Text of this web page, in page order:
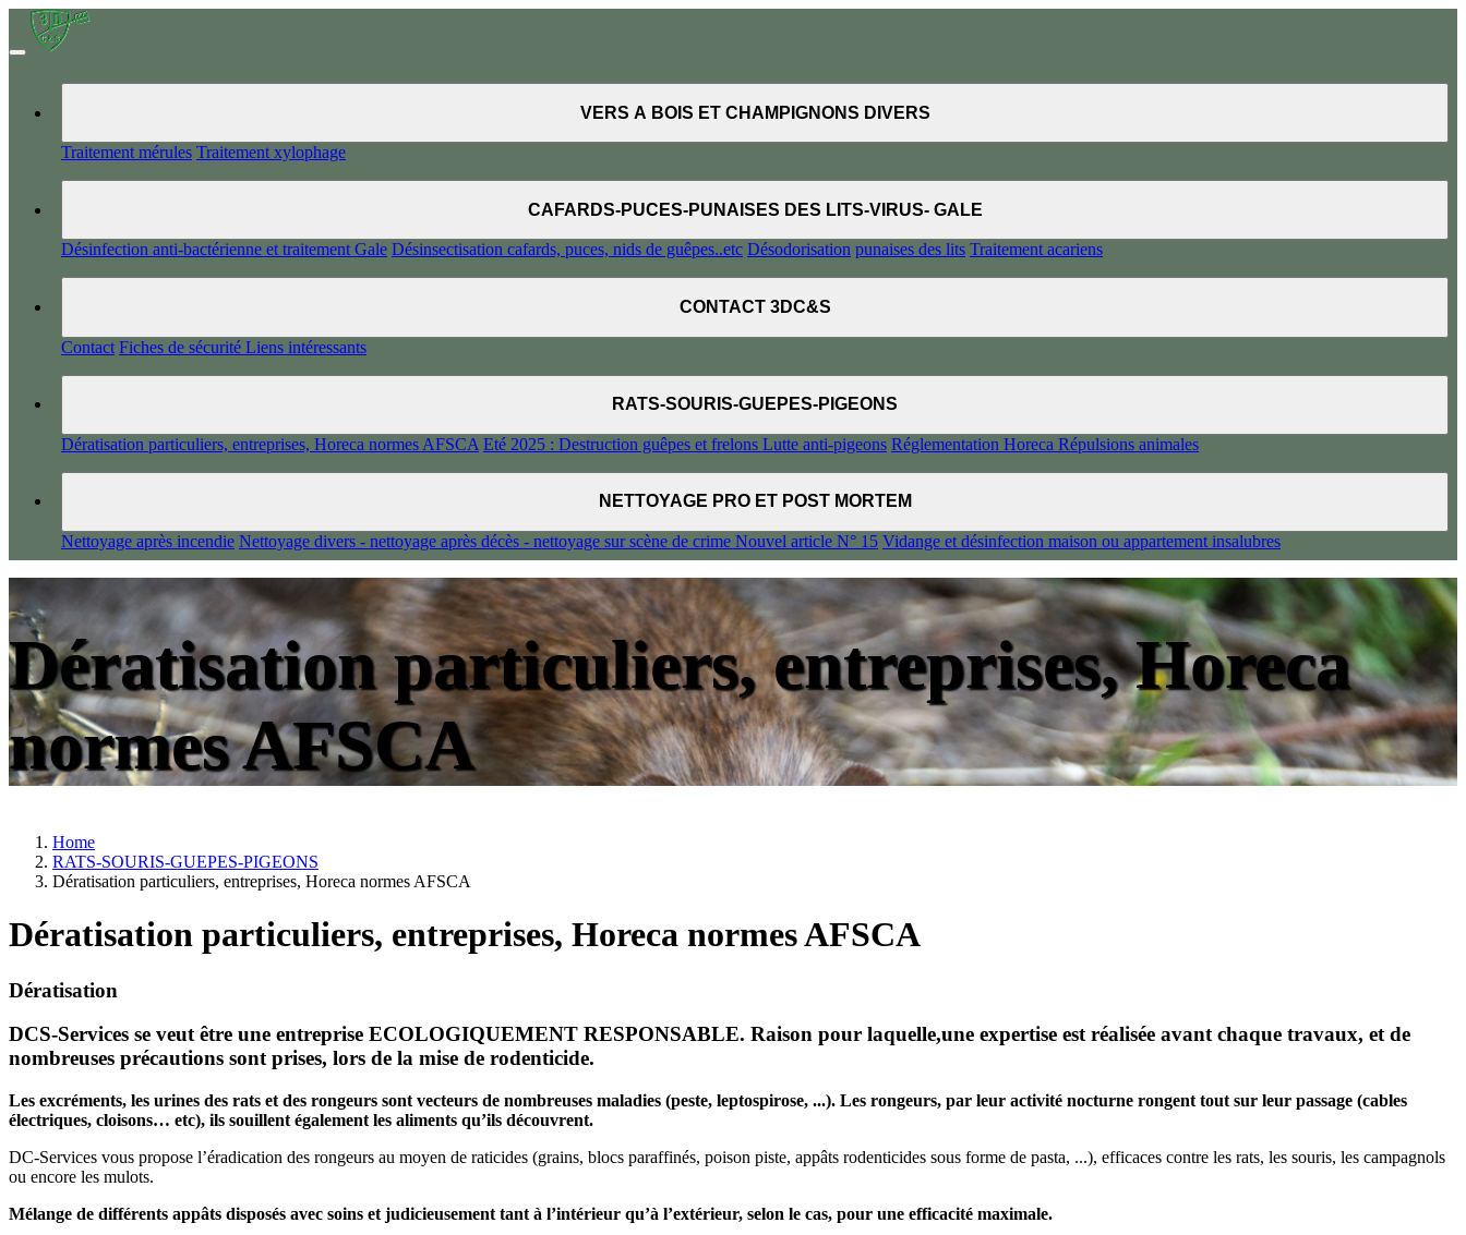
VERS A BOIS ET CHAMPIGNONS DIVERS
Traitement mérules Traitement xylophage
CAFARDS-PUCES-PUNAISES DES LITS-VIRUS- GALE
Désinfection anti-bactérienne et traitement Gale Désinsectisation cafards, puces, nids de guêpes..etc Désodorisation punaises des lits Traitement acariens
CONTACT 3DC&S
Contact Fiches de sécurité Liens intéressants
RATS-SOURIS-GUEPES-PIGEONS
Dératisation particuliers, entreprises, Horeca normes AFSCA Eté 2025 : Destruction guêpes et frelons Lutte anti-pigeons Réglementation Horeca Répulsions animales
NETTOYAGE PRO ET POST MORTEM
Nettoyage après incendie Nettoyage divers - nettoyage après décès - nettoyage sur scène de crime Nouvel article N° 15 Vidange et désinfection maison ou appartement insalubres
Dératisation particuliers, entreprises, Horeca
normes AFSCA
Home
RATS-SOURIS-GUEPES-PIGEONS
Dératisation particuliers, entreprises, Horeca normes AFSCA
Dératisation particuliers, entreprises, Horeca normes AFSCA
Dératisation
DCS-Services se veut être une entreprise ECOLOGIQUEMENT RESPONSABLE. Raison pour laquelle,une expertise est réalisée avant chaque travaux, et de
nombreuses précautions sont prises, lors de la mise de rodenticide.
Les excréments, les urines des rats et des rongeurs sont vecteurs de nombreuses maladies (peste, leptospirose, ...). Les rongeurs, par leur activité nocturne rongent tout sur leur passage (cables
électriques, cloisons… etc), ils souillent également les aliments qu’ils découvrent.
DC-Services vous propose l’éradication des rongeurs au moyen de raticides (grains, blocs paraffinés, poison piste, appâts rodenticides sous forme de pasta, ...), efficaces contre les rats, les souris, les campagnols
ou encore les mulots.
Mélange de différents appâts disposés avec soins et judicieusement tant à l’intérieur qu’à l’extérieur, selon le cas, pour une efficacité maximale.